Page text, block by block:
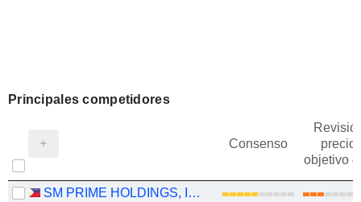
Principales competidores
Consenso
precio
objetivo
SM PRIME HOLDINGS, INC.